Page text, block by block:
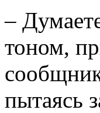
–
тоном,
пытаясь